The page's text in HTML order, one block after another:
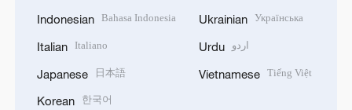
Indonesian Bahasa Indonesia
Italian Italiano
Japanese 日本語
Korean 한국어
Ukrainian Українська
Urdu اردو
Vietnamese Tiếng Việt